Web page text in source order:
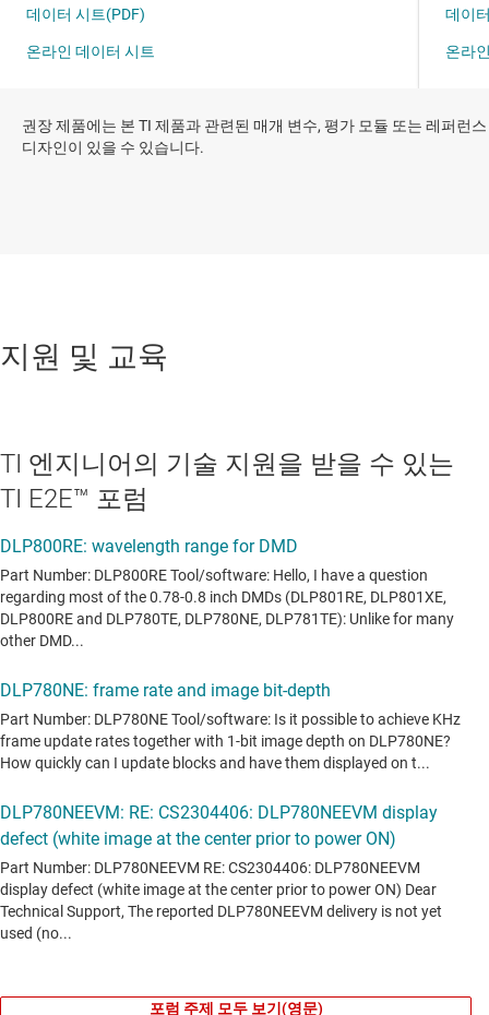
권장 제품에는 본 TI 제품과 관련된 매개 변수, 평가 모듈 또는 레퍼런스
디자인이 있을 수 있습니다.
지원 및 교육
TI 엔지니어의 기술 지원을 받을 수 있는
TI E2E™ 포럼
포럼 주제 모두 보기(영문)